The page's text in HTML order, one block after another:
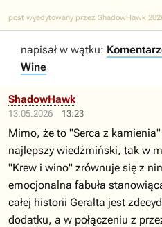
post wyedytowany przez ShadowHawk
napisał w wątku:
Wine
13.05.2026 13:23
ShadowHawk
Mimo, że to "Serca z
najlepszy wiedźmiński, tak w
"Krew i wino" zrównuje się z
emocjonalna fabuła
całej historii Geralta jest
dodatku, a w połączeniu z